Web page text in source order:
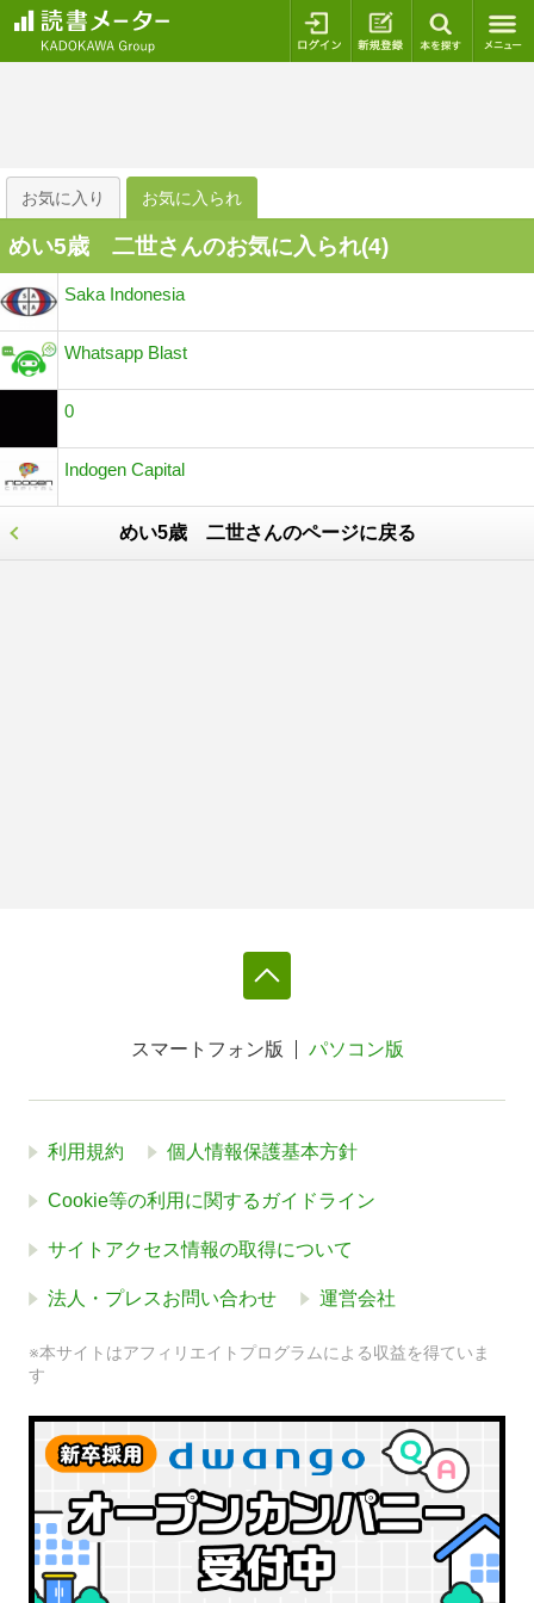
ログイン 新規登録
お気に入り お気に入られ
めい5歳 二世さんのお気に入られ(4)
Saka Indonesia
Whatsapp Blast
0
Indogen Capital
めい5歳 二世さんのページに戻る
スマートフォン版 パソコン版
利用規約 個人情報保護基本方針
Cookie等の利用に関するガイドライン
サイトアクセス情報の取得について
法人・プレスお問い合わせ 運営会社
※本サイトはアフィリエイトプログラムによる収益を得ていま
す